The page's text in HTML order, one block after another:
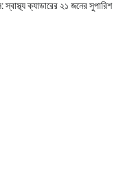
ক্যাডারের ২১ জনের সুপারিশ